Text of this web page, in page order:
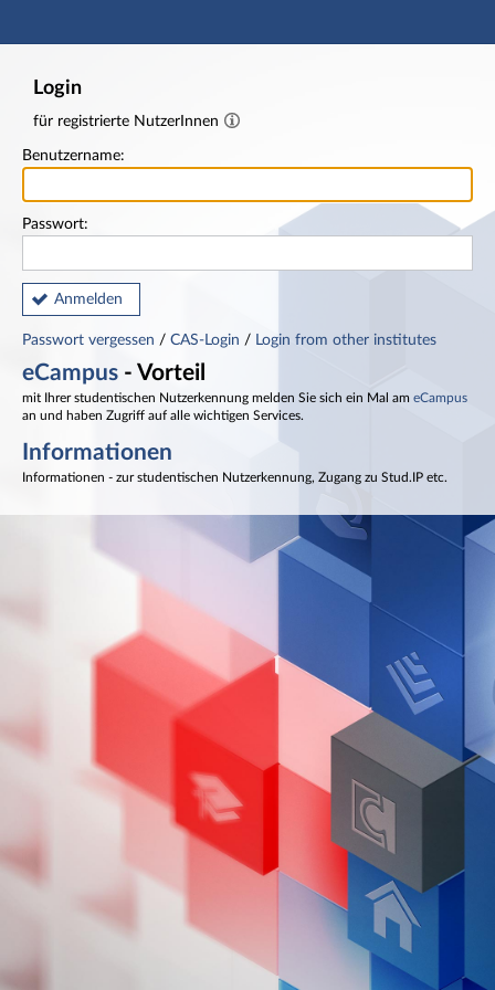
Hauptnavigation
Login
für registrierte NutzerInnen
Benutzername:
Passwort:
Anmelden
Passwort vergessen / CAS-Login / Login from other institutes
eCampus - Vorteil
mit Ihrer studentischen Nutzerkennung melden Sie sich ein Mal am eCampus
an und haben Zugriff auf alle wichtigen Services.
Informationen
Informationen - zur studentischen Nutzerkennung, Zugang zu Stud.IP etc.